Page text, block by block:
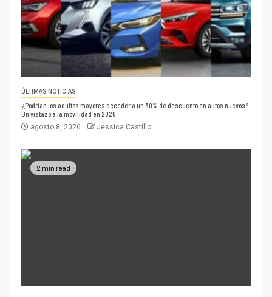
ÚLTIMAS NOTICIAS
¿Podrían los adultos mayores acceder a un 30% de descuento en autos nuevos?
Un vistazo a la movilidad en 2026
agosto 8, 2026 Jessica Castillo
2 min read